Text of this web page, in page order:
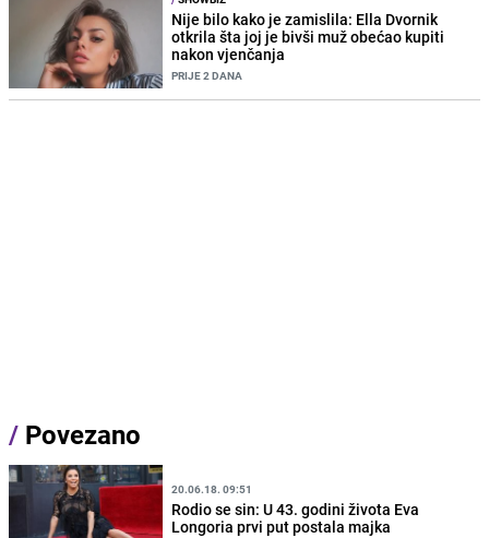
Nije bilo kako je zamislila: Ella Dvornik
otkrila šta joj je bivši muž obećao kupiti
nakon vjenčanja
PRIJE 2 DANA
/ Povezano
20.06.18. 09:51
Rodio se sin: U 43. godini života Eva
Longoria prvi put postala majka